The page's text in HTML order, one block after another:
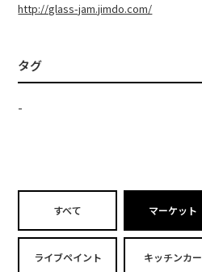
http://glass-jam.jimdo.com/
タグ
-
すべて マーケット
ライブペイント キッチンカー